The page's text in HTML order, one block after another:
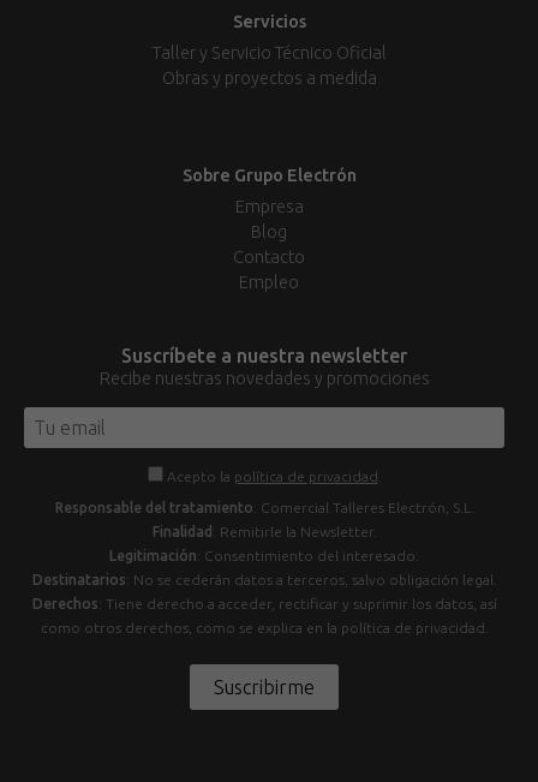
Servicios
Taller y Servicio Técnico Oficial
Obras y proyectos a medida
Sobre Grupo Electrón
Empresa
Blog
Contacto
Empleo
Suscríbete a nuestra newsletter
Recibe nuestras novedades y promociones
Acepto la política de privacidad
Responsable del tratamiento: Comercial Talleres Electrón, S.L.
Finalidad : Remitirle la Newsletter.
Legitimación: Consentimiento del interesado.
Destinatarios: No se cederán datos a terceros, salvo obligación legal.
Derechos: Tiene derecho a acceder, rectificar y suprimir los datos, así
como otros derechos, como se explica en la política de privacidad.
Suscribirme